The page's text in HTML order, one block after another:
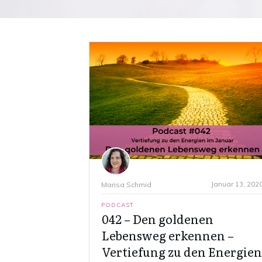
Marisa Schmid Januar 13,
PODCAST
042 – Den goldenen
Lebensweg erkennen –
Vertiefung zu den Energien